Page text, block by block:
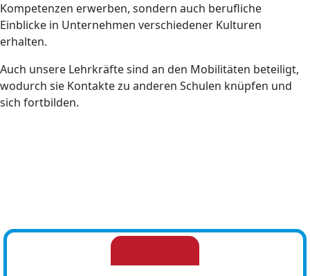
Kompetenzen erwerben, sondern auch berufliche
Einblicke in Unternehmen verschiedener Kulturen
erhalten.
Auch unsere Lehrkräfte sind an den Mobilitäten beteiligt,
wodurch sie Kontakte zu anderen Schulen knüpfen und
sich fortbilden.